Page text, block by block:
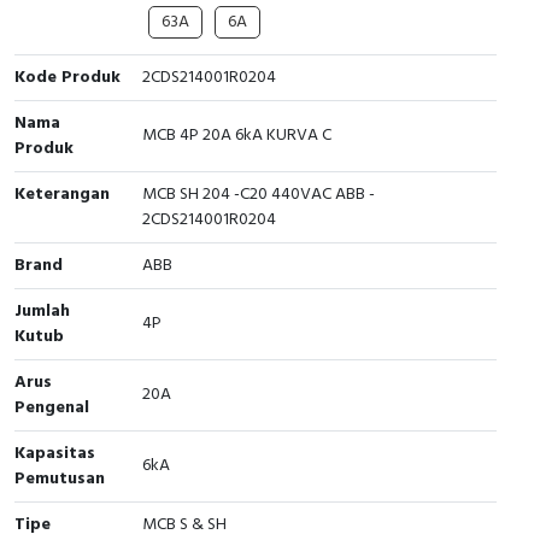
Cable Operated Switch
Signalling Columns
Safety Sensors
Pressure Switch
Ultrasonic & Rotary Encoder
Limit Switch
Inductive Sensors
Photoelectric
Cam Switch
63A
6A
Kode Produk
2CDS214001R0204
Nama
Produk
MCB 4P 20A 6kA KURVA C
Keterangan
MCB SH 204 -C20 440VAC ABB -
2CDS214001R0204
Brand
ABB
Jumlah
Kutub
4P
Arus
Pengenal
20A
Kapasitas
Pemutusan
6kA
Tipe
MCB S & SH